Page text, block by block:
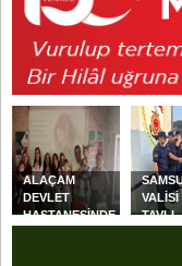
ALAÇAM
DEVLET
HASTANESİNDE
VALİSİ
TAVLI